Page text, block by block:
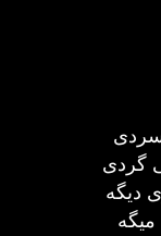
سردی
گردی
دیگه